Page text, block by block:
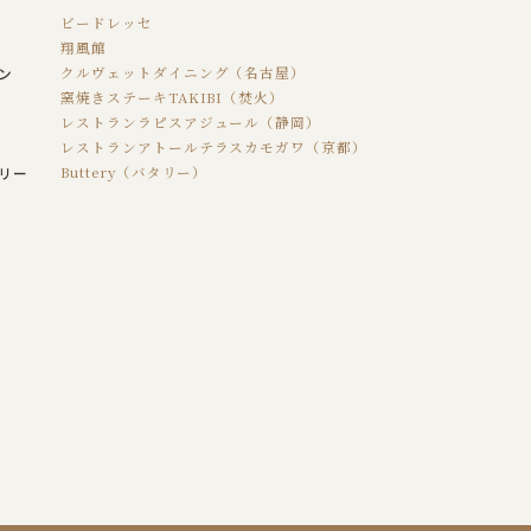
ビードレッセ
翔風館
クルヴェットダイニング（名古屋）
窯焼きステーキTAKIBI（焚火）
レストランラピスアジュール（静岡）
レストランアトールテラスカモガワ（京都）
ー Buttery（バタリー）